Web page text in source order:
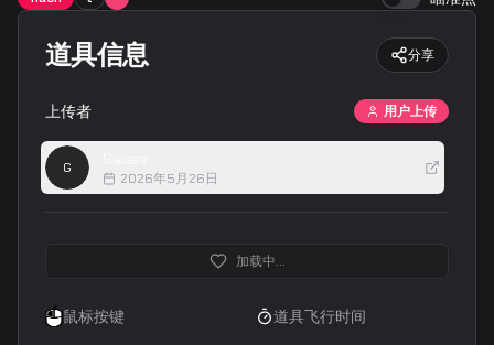
道具信息 分享
上传者 用户上传
G
2026年5月26日
加载中...
鼠标按键 道具飞行时间